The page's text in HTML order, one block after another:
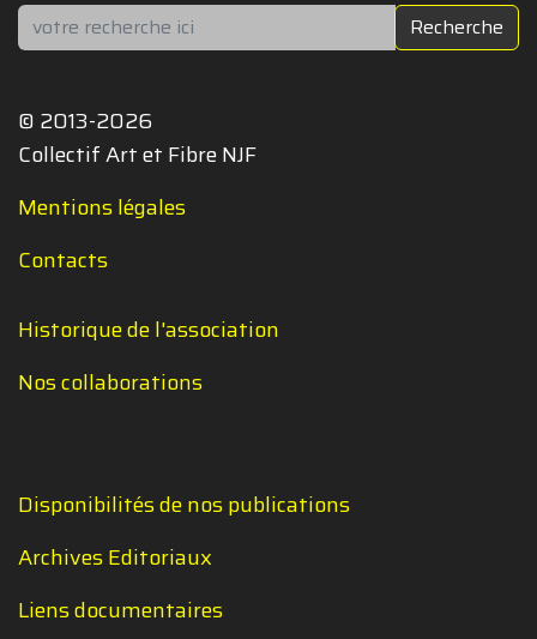
Rechercher Recherche
© 2013-2026
Collectif Art et Fibre NJF
Mentions légales
Contacts
Historique de l'association
Nos collaborations
Disponibilités de nos publications
Archives Editoriaux
Liens documentaires